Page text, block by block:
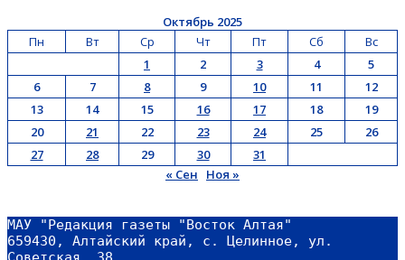
Октябрь 2025
Пн
Вт Ср Чт Пт Сб
Вс
1
2 3 4
5
6
7 8 9 10 11
12
13
14 15 16 17 18
19
20
21 22 23 24 25
26
27
28 29 30
31
« Сен
Ноя »
МАУ "Редакция газеты "Восток Алтая"
659430, Алтайский край, с. Целинное, ул.